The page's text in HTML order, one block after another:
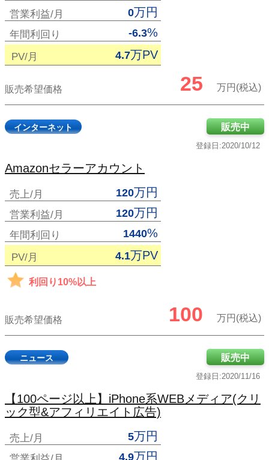
営業利益/月 0万円
年間利回り -6.3%
PV/月 4.7万PV
販売希望価格 25 万円(税込)
インターネット
登録日:2020/10/12
販売中
Amazonセラーアカウント
売上/月 120万円
営業利益/月 120万円
年間利回り 1440%
PV/月 4.1万PV
利回り10%以上
販売希望価格 100 万円(税込)
ニュース
登録日:2020/11/16
販売中
【100ページ以上】iPhone系WEBメディア(クリ
ック型&アフィリエイト広告)
売上/月 5万円
4.9万円